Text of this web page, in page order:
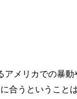
メリカでの暴
合うということ